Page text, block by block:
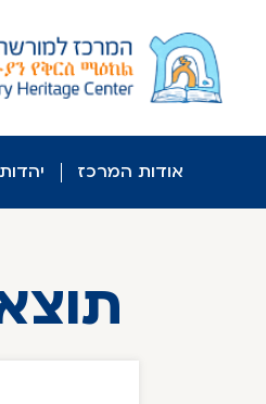
אודות המרכז